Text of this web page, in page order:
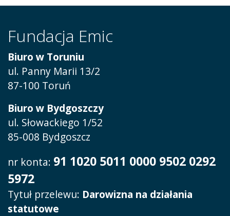
Fundacja Emic
Biuro w Toruniu
ul. Panny Marii 13/2
87-100 Toruń
Biuro w Bydgoszczy
ul. Słowackiego 1/52
85-008 Bydgoszcz
nr konta: 91 1020 5011 0000 9502 0292
5972
Tytuł przelewu: Darowizna na działania
statutowe